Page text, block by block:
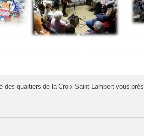
des quartiers de la Croix Saint Lambert vous